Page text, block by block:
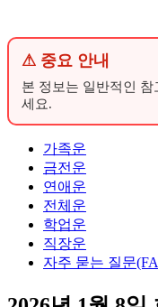
⚠ 중요 안내
본 정보는 일반적인
세요.
가족운
금전운
연애운
전체운
학업운
직장운
자주 묻는 질문